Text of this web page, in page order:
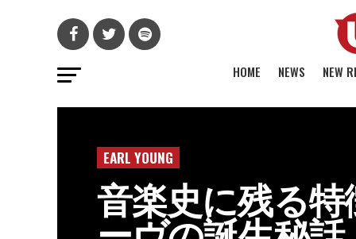
HOME NEWS NEW
EARL YOUNG
音楽史に残る